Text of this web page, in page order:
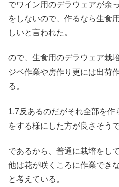
でワイン用のデラウェアが余
をしないので、作るなら生食
しいと言われた。
ので、生食用のデラウェア栽
ジベ作業や房作り更には出荷
る。
1.7反あるのだがそれ全部を
をする様にした方が良さそうで
であるから、普通に栽培をし
他は花が咲くころに作業でき
と考えている。